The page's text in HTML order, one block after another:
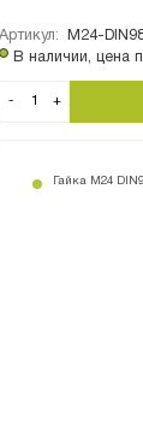
Артикул:
M24-
В наличии, цена
- +
Гайка М24